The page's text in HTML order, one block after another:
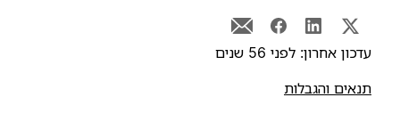
אחרון: לפני 56 שנים
והגבלות